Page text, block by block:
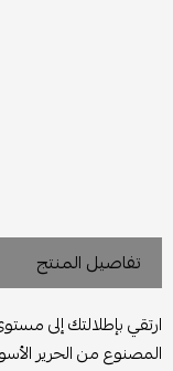
تفاصيل المنتج
ارتقي بإطلالتك إلى
المصنوع من الحرير